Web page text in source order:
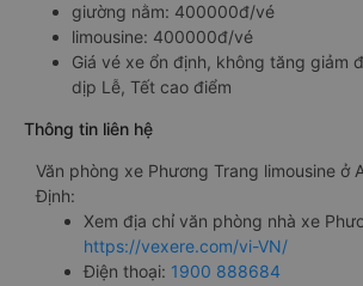
giường nằm: 400000đ/vé
limousine: 400000đ/vé
Giá vé xe ổn định, không tăng giảm
dịp Lễ, Tết cao điểm
Thông tin liên hệ
Văn phòng xe Phương Trang limousine ở
Định:
Xem địa chỉ văn phòng nhà xe
https://vexere.com/vi-VN/
Điện thoại: 1900 888684